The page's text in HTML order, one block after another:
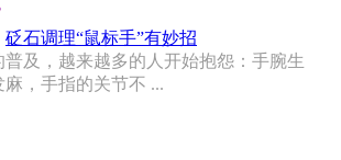
砭石调理“鼠标手”有妙招
普及，越来越多的人开始抱怨：手腕生
，手指的关节不 ...